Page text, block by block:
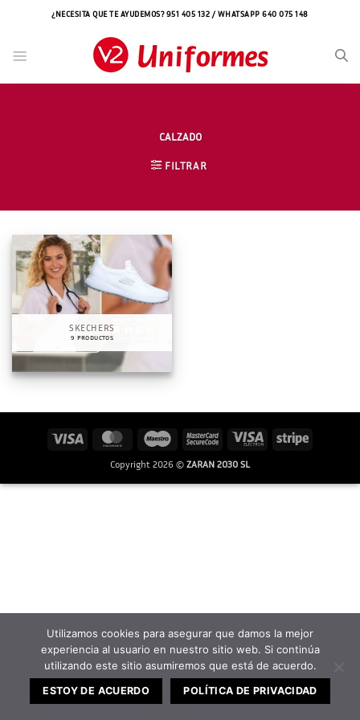
¿NECESITA QUE TE AYUDEMOS? 951 405 132 / WHATSAPP 640 075 148
CALZADO
FILTRAR
SKECHERS
9 PRODUCTOS
MasterCard Maestro
MasterCardVisa
Stripe
Copyright 2026 © ZARAN 2030 SL
Utilizamos cookies para asegurar que damos la mejor
experiencia al usuario en nuestro sitio web. Si continúa
utilizando este sitio asumiremos que está de acuerdo.
ESTOY DE ACUERDO POLÍTICA DE PRIVACIDAD